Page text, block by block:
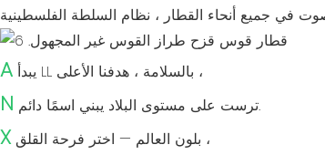
في جميع أنحاء القطار ، نظام السلطة الفلسطينية
A يبدأ LL بالسلامة ، هدفنا الأعلى ،
N ترست على مستوى البلاد يبني اسمًا دائم.
X بلون العالم — اختر فرحة القلق ،